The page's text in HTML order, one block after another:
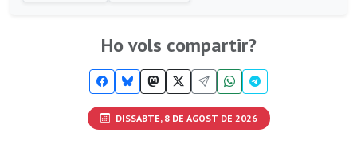
Ho vols compartir?
DISSABTE, 8 DE AGOST DE 2026